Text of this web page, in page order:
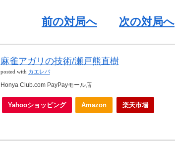
前の対局へ 次の対局へ
麻雀アガリの技術/瀬戸熊直樹
posted with カエレバ
Honya Club.com PayPayモール店
Yahooショッピング Amazon 楽天市場